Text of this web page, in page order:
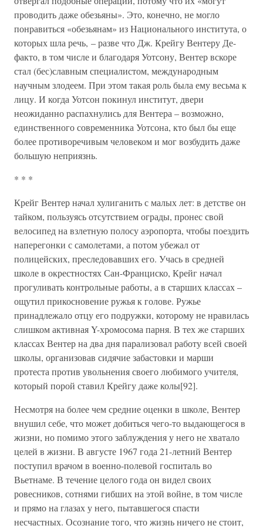
проводить даже обезьяны». Это, конечно, не могло
понравиться «обезьянам» из Национального института, о
которых шла речь, – разве что Дж. Крейгу Вентеру Де-
факто, в том числе и благодаря Уотсону, Вентер вскоре
стал (бес)славным специалистом, международным
научным злодеем. При этом такая роль была ему весьма к
лицу. И когда Уотсон покинул институт, двери
неожиданно распахнулись для Вентера – возможно,
единственного современника Уотсона, кто был бы еще
более противоречивым человеком и мог возбудить даже
большую неприязнь.
* * *
Крейг Вентер начал хулиганить с малых лет: в детстве он
тайком, пользуясь отсутствием ограды, пронес свой
велосипед на взлетную полосу аэропорта, чтобы поездить
наперегонки с самолетами, а потом убежал от
полицейских, преследовавших его. Учась в средней
школе в окрестностях Сан-Франциско, Крейг начал
прогуливать контрольные работы, а в старших классах –
ощутил прикосновение ружья к голове. Ружье
принадлежало отцу его подружки, которому не нравилась
слишком активная Y-хромосома парня. В тех же старших
классах Вентер на два дня парализовал работу всей своей
школы, организовав сидячие забастовки и марши
протеста против увольнения своего любимого учителя,
который порой ставил Крейгу даже колы[92].
Несмотря на более чем средние оценки в школе, Вентер
внушил себе, что может добиться чего-то выдающегося в
жизни, но помимо этого заблуждения у него не хватало
целей в жизни. В августе 1967 года 21-летний Вентер
поступил врачом в военно-полевой госпиталь во
Вьетнаме. В течение целого года он видел своих
ровесников, сотнями гибших на этой войне, в том числе
и прямо на глазах у него, пытавшегося спасти
несчастных. Осознание того, что жизнь ничего не стоит,